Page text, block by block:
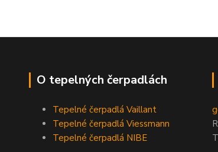
O tepelných čerpadlách
Tepelné čerpadlá Vaillant
Tepelné čerpadlá Viessmann
Tepelné čerpadlá NIBE